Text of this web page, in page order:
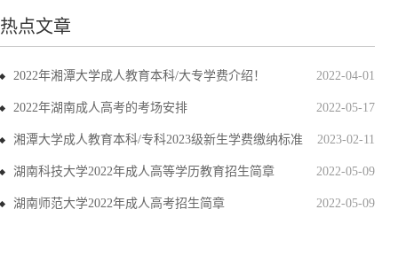
热点文章
2022-04-01
2022年湘潭大学成人教育本科/大专学费介绍！
2022-05-17
2022年湖南成人高考的考场安排
2023-02-11
湘潭大学成人教育本科/专科2023级新生学费缴纳标准
2022-05-09
湖南科技大学2022年成人高等学历教育招生简章
2022-05-09
湖南师范大学2022年成人高考招生简章